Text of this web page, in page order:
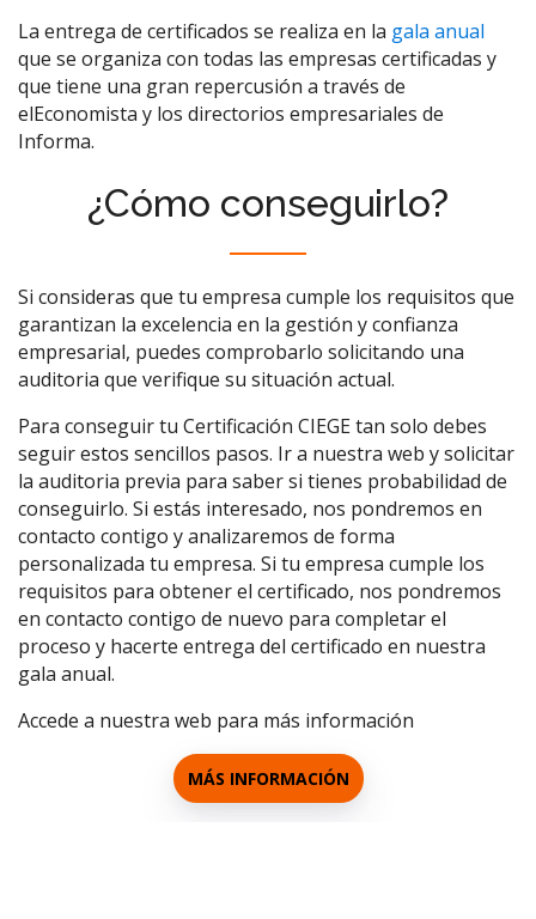
La entrega de certificados se realiza en la gala anual
que se organiza con todas las empresas certificadas y
que tiene una gran repercusión a través de
elEconomista y los directorios empresariales de
Informa.
¿Cómo conseguirlo?
Si consideras que tu empresa cumple los requisitos que
garantizan la excelencia en la gestión y confianza
empresarial, puedes comprobarlo solicitando una
auditoria que verifique su situación actual.
Para conseguir tu Certificación CIEGE tan solo debes
seguir estos sencillos pasos. Ir a nuestra web y solicitar
la auditoria previa para saber si tienes probabilidad de
conseguirlo. Si estás interesado, nos pondremos en
contacto contigo y analizaremos de forma
personalizada tu empresa. Si tu empresa cumple los
requisitos para obtener el certificado, nos pondremos
en contacto contigo de nuevo para completar el
proceso y hacerte entrega del certificado en nuestra
gala anual.
Accede a nuestra web para más información
MÁS INFORMACIÓN